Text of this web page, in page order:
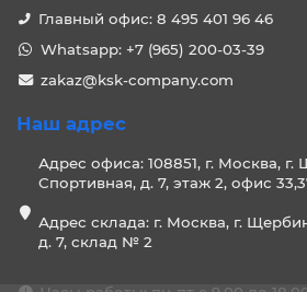
Главный офис: 8 495 401 96 46
Whatsapp: +7 (965) 200-03-39
zakaz@ksk-company.com
Наш адрес
Адрес офиса: 108851, г. Москва, г.
Спортивная, д. 7, этаж 2, офис
Адрес склада: г. Москва, г.
д. 7, склад № 2